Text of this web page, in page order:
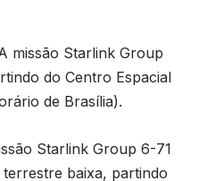
missão Starlink Group
do Centro Espacial
de Brasília).
Starlink Group 6-71
baixa, partindo